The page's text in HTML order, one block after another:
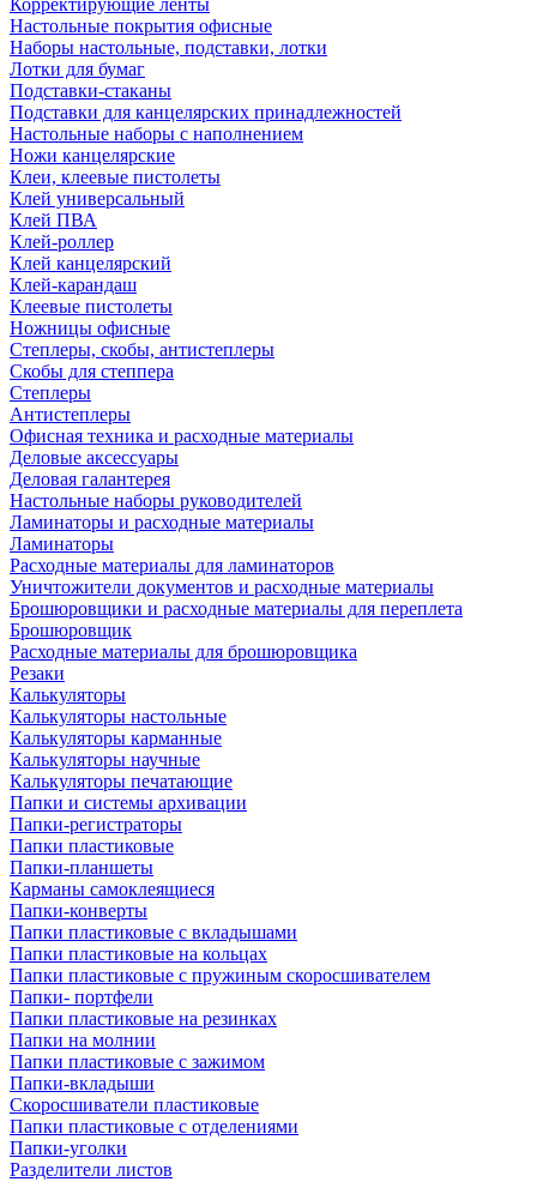
Корректирующие ленты
Настольные покрытия офисные
Наборы настольные, подставки, лотки
Лотки для бумаг
Подставки-стаканы
Подставки для канцелярских принадлежностей
Настольные наборы с наполнением
Ножи канцелярские
Клеи, клеевые пистолеты
Клей универсальный
Клей ПВА
Клей-роллер
Клей канцелярский
Клей-карандаш
Клеевые пистолеты
Ножницы офисные
Степлеры, скобы, антистеплеры
Скобы для степпера
Степлеры
Антистеплеры
Офисная техника и расходные материалы
Деловые аксессуары
Деловая галантерея
Настольные наборы руководителей
Ламинаторы и расходные материалы
Ламинаторы
Расходные материалы для ламинаторов
Уничтожители документов и расходные материалы
Брошюровщики и расходные материалы для переплета
Брошюровщик
Расходные материалы для брошюровщика
Резаки
Калькуляторы
Калькуляторы настольные
Калькуляторы карманные
Калькуляторы научные
Калькуляторы печатающие
Папки и системы архивации
Папки-регистраторы
Папки пластиковые
Папки-планшеты
Карманы самоклеящиеся
Папки-конверты
Папки пластиковые с вкладышами
Папки пластиковые на кольцах
Папки пластиковые с пружиным скоросшивателем
Папки- портфели
Папки пластиковые на резинках
Папки на молнии
Папки пластиковые с зажимом
Папки-вкладыши
Скоросшиватели пластиковые
Папки пластиковые с отделениями
Папки-уголки
Разделители листов